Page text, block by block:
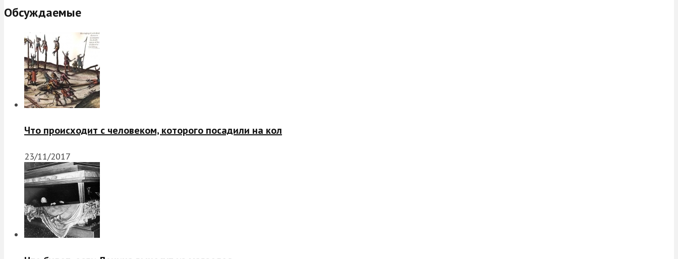
Обсуждаемые
Что происходит с человеком, которого посадили на кол
23/11/2017